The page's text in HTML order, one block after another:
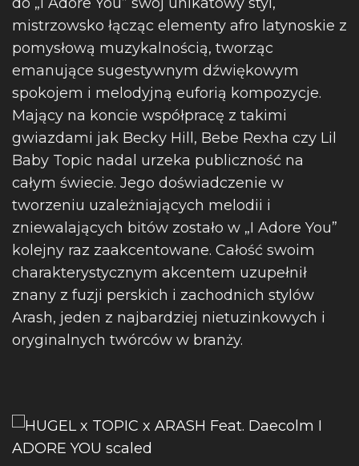
mistrzowsko łącząc elementy afro latynoskie z
pomysłową muzykalnością, tworząc
emanujące sugestywnym dźwiękowym
spokojem i melodyjną euforią kompozycje.
Mający na koncie współpracę z takimi
gwiazdami jak Becky Hill, Bebe Rexha czy Lil
Baby Topic nadal urzeka publiczność na
całym świecie. Jego doświadczenie w
tworzeniu uzależniających melodii i
zniewalających bitów zostało w „I Adore You”
kolejny raz zaakcentowane. Całość swoim
charakterystycznym akcentem uzupełnił
znany z fuzji perskich i zachodnich stylów
Arash, jeden z najbardziej nietuzinkowych i
oryginalnych twórców w branży.